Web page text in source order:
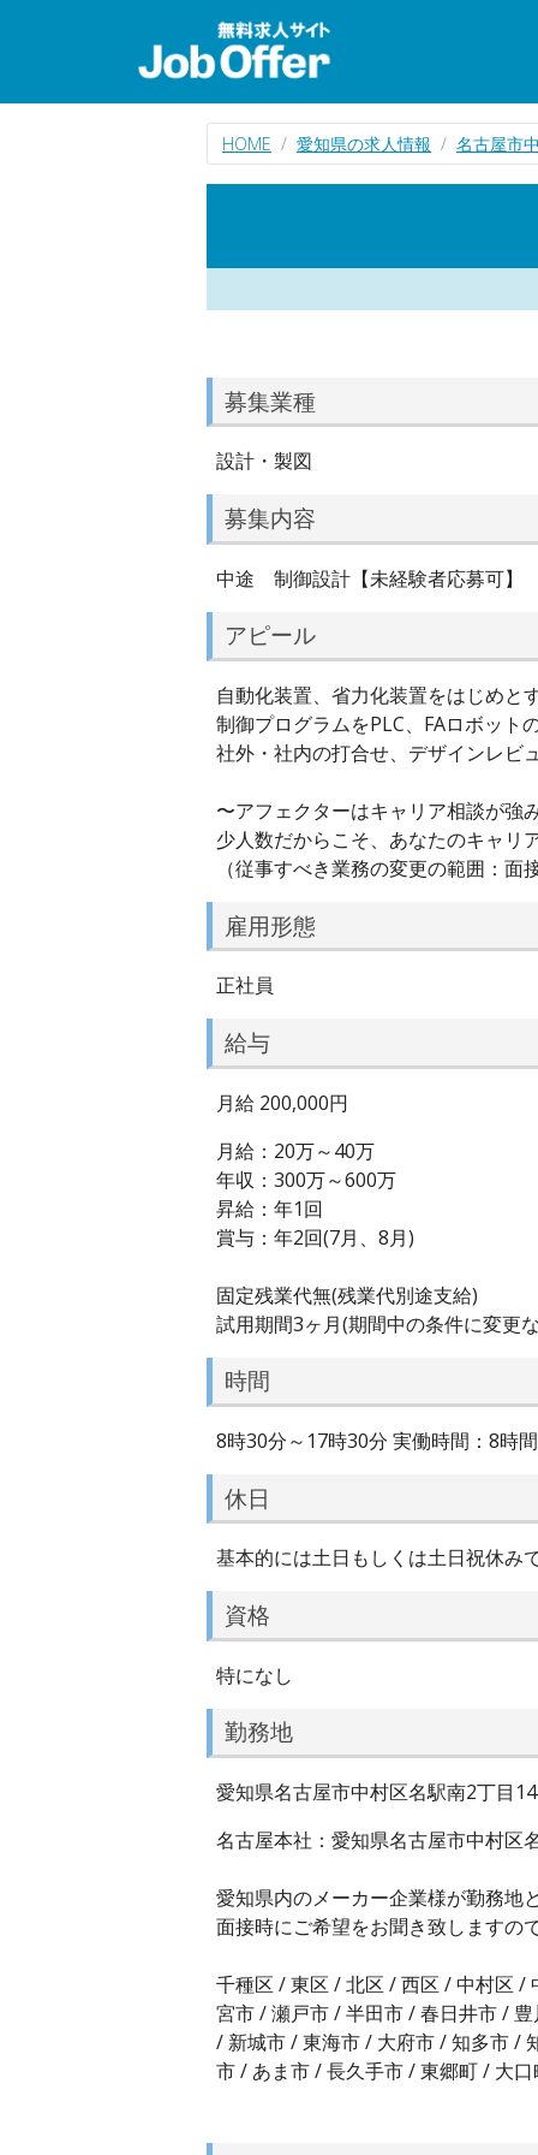
HOME 愛知県の求人情報 名古屋市
募集業種
設計・製図
募集内容
中途 制御設計【未経験者応募可】
アピール
自動化装置、省力化装置をはじめと
制御プログラムをPLC、FAロボット
社外・社内の打合せ、デザインレビ
〜アフェクターはキャリア相談が強
少人数だからこそ、あなたのキャリ
（従事すべき業務の変更の範囲：面
雇用形態
正社員
給与
月給 200,000円
月給：20万～40万
年収：300万～600万
昇給：年1回
賞与：年2回(7月、8月)
固定残業代無(残業代別途支給)
試用期間3ヶ月(期間中の条件に変更
時間
8時30分～17時30分 実働時間：8時
休日
基本的には土日もしくは土日祝休み
資格
特になし
勤務地
愛知県名古屋市中村区名駅南2丁目
名古屋本社：愛知県名古屋市中村
愛知県内のメーカー企業様が勤務地
面接時にご希望をお聞き致しますの
千種区 / 東区 / 北区 / 西区 / 中村区 /
宮市 / 瀬戸市 / 半田市 / 春日井市 /
/ 新城市 / 東海市 / 大府市 / 知多市 /
市 / あま市 / 長久手市 / 東郷町 / 大